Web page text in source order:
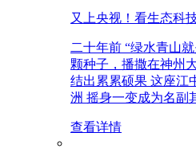
又上央视！看生态科
二十年前 “绿水青山
颗种子，播撒在神州
结出累累硕果 这座江
洲 摇身一变成为名副
查看详情